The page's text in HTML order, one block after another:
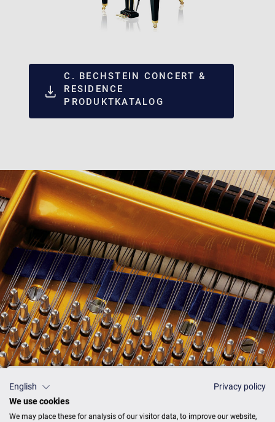
C. BECHSTEIN CONCERT &
RESIDENCE
PRODUKTKATALOG
English
Privacy policy
We use cookies
We may place these for analysis of our visitor data, to improve our website,